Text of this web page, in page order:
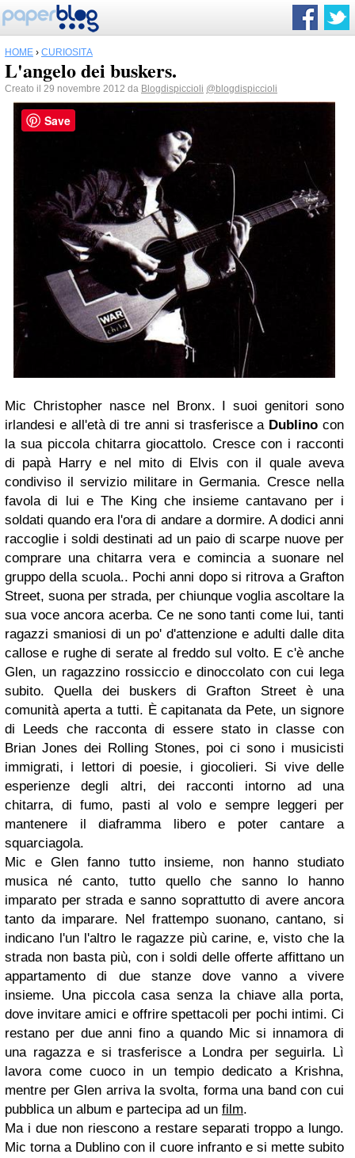
HOME › CURIOSITÀ
L'angelo dei buskers.
Creato il 29 novembre 2012 da Blogdispiccioli @blogdispiccioli
Mic Christopher nasce nel Bronx. I suoi genitori sono
irlandesi e all'età di tre anni si trasferisce a Dublino con
la sua piccola chitarra giocattolo. Cresce con i racconti
di papà Harry e nel mito di Elvis con il quale aveva
condiviso il servizio militare in Germania. Cresce nella
favola di lui e The King che insieme cantavano per i
soldati quando era l'ora di andare a dormire. A dodici anni
raccoglie i soldi destinati ad un paio di scarpe nuove per
comprare una chitarra vera e comincia a suonare nel
gruppo della scuola.. Pochi anni dopo si ritrova a Grafton
Street, suona per strada, per chiunque voglia ascoltare la
sua voce ancora acerba. Ce ne sono tanti come lui, tanti
ragazzi smaniosi di un po' d'attenzione e adulti dalle dita
callose e rughe di serate al freddo sul volto. E c'è anche
Glen, un ragazzino rossiccio e dinoccolato con cui lega
subito. Quella dei buskers di Grafton Street è una
comunità aperta a tutti. Ècapitanata da Pete, un signore
di Leeds che racconta di essere stato in classe con
Brian Jones dei Rolling Stones, poi ci sono i musicisti
immigrati, i lettori di poesie, i giocolieri. Si vive delle
esperienze degli altri, dei racconti intorno ad una
chitarra, di fumo, pasti al volo e sempre leggeri per
mantenere il diaframma libero e poter cantare a
squarciagola.
Mic e Glen fanno tutto insieme, non hanno studiato
musica né canto, tutto quello che sanno lo hanno
imparato per strada e sanno soprattutto di avere ancora
tanto da imparare. Nel frattempo suonano, cantano, si
indicano l'un l'altro le ragazze più carine, e, visto che la
strada non basta più, con i soldi delle offerte affittano un
appartamento di due stanze dove vanno a vivere
insieme. Una piccola casa senza la chiave alla porta,
dove invitare amici e offrire spettacoli per pochi intimi. Ci
restano per due anni fino a quando Mic si innamora di
una ragazza e si trasferisce a Londra per seguirla. Lì
lavora come cuoco in un tempio dedicato a Krishna,
mentre per Glen arriva la svolta, forma una band con cui
pubblica un album e partecipa ad un film.
Ma i due non riescono a restare separati troppo a lungo.
Mic torna a Dublino con il cuore infranto e si mette subito
Save